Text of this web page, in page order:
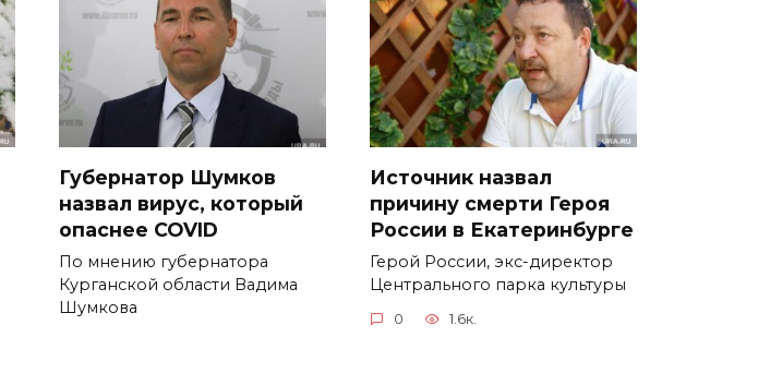
Губернатор Шумков
назвал вирус, который
опаснее COVID
По мнению губернатора
Курганской области Вадима
Шумкова
Источник назвал
причину смерти Героя
России в Екатеринбурге
Герой России, экс-директор
Центрального парка культуры
0 1.6к.